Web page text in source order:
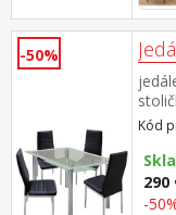
-50%
cm
Kód
290
-